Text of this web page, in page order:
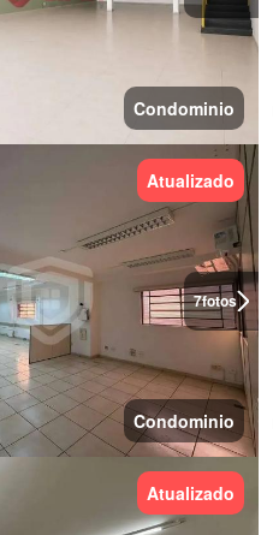
Condominio
7fotos
Atualizado
Condominio
Atualizado